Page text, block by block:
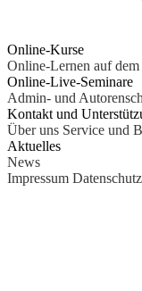
Online-Kurse
Online-Lernen auf
Online-Live-Seminare
Admin- und
Kontakt und
Über uns Service und
Aktuelles
News
Impressum Datenschutz